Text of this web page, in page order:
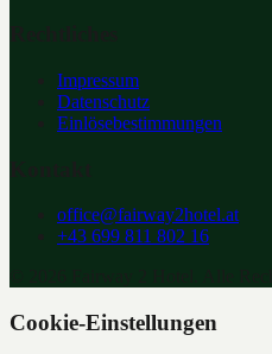
Impressum
Datenschutz
Einlösebestimmungen
office@fairway2hotel.at
+43 699 811 802 16
Cookie-Einstellungen